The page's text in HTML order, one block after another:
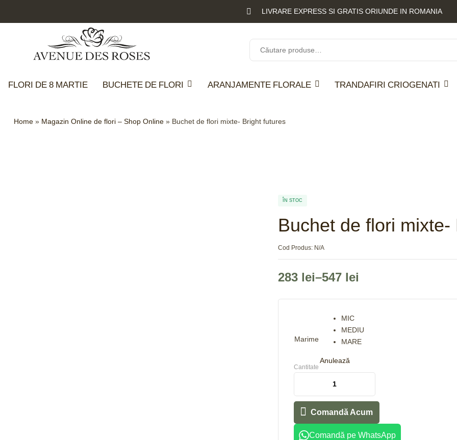
LIVRARE EXPRESS SI GRATIS ORIUNDE IN ROMANIA
FLORI DE 8 MARTIE BUCHETE DE FLORI ARANJAMENTE FLORALE TRANDAFIRI CRIOGENATI
Home » Magazin Online de flori – Shop Online » Buchet de flori mixte- Bright futures
ÎN STOC
Buchet de flori
Cod Produs: N/A
283 lei–547 lei
Marime
MIC
MEDIU
MARE
Anulează
Cantitate
Comandă Acum
Comandă pe WhatsApp